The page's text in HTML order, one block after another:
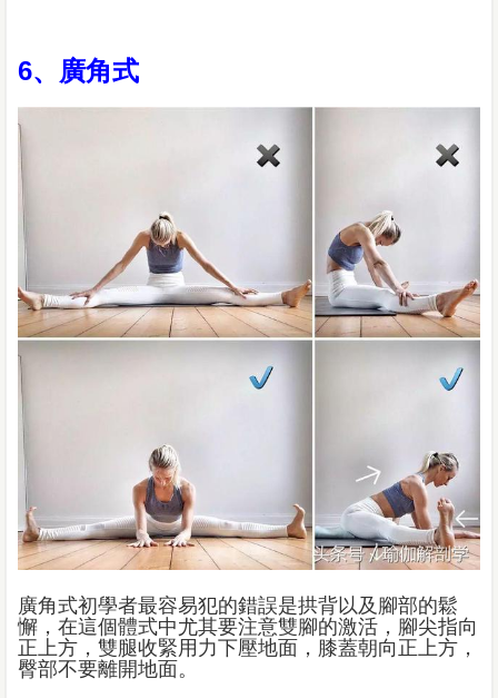
6、廣角式
廣角式初學者最容易犯的錯誤是拱背以及腳部的鬆
懈，在這個體式中尤其要注意雙腳的激活，腳尖指向
正上方，雙腿收緊用力下壓地面，膝蓋朝向正上方，
臀部不要離開地面。